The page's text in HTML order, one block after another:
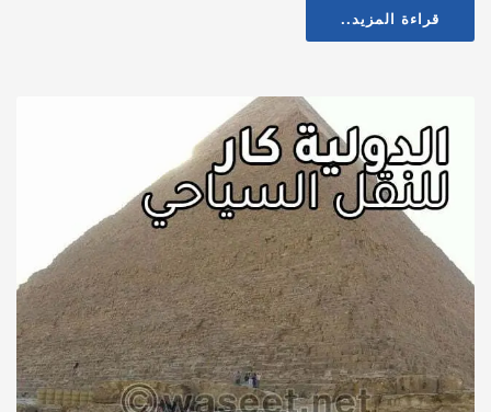
قراءة المزيد..